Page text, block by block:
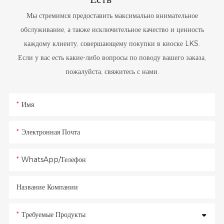
высокозащищенный, сверхкомпактный терминал для приема
наличных, разработанный специально для обеспечения
полноценных финансовых операций в условиях микроскопических
габаритов.
систем, банки и управляющие коммерческой недвижимостью
повысить отдачу от занимаемых площадей.
Мы стремимся предоставить максимально внимательное
обслуживание, а также исключительное качество и ценность
каждому клиенту, совершающему покупки в киоске LKS.
Если у вас есть какие-либо вопросы по поводу вашего заказа,
пожалуйста, свяжитесь с нами.
Имя
Электронная Почта
WhatsApp/Телефон
Название Компании
Требуемые Продукты